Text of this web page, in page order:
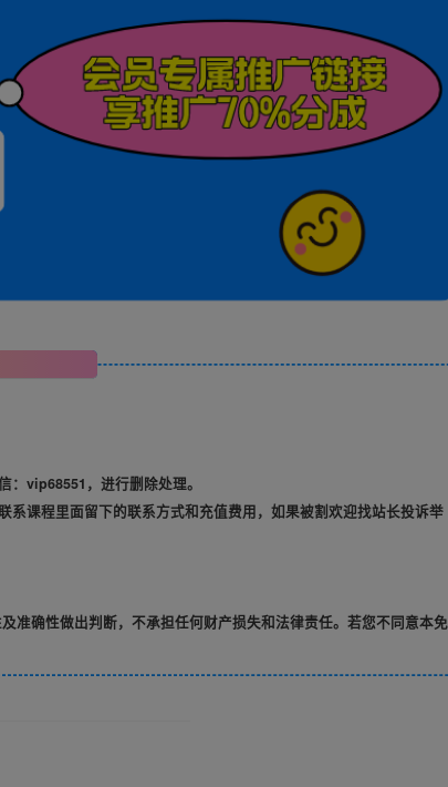
vip68551，进行删除处理。
课程里面留下的联系方式和充值费用，如果被割欢迎找站长投诉举
准确性做出判断，不承担任何财产损失和法律责任。若您不同意本免